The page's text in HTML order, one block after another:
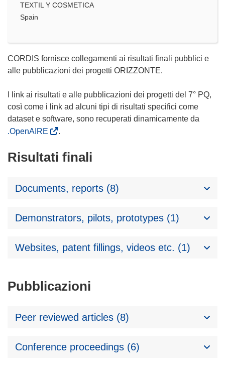
TEXTIL Y COSMETICA
Spain
CORDIS fornisce collegamenti ai risultati finali pubblici e
alle pubblicazioni dei progetti ORIZZONTE.
I link ai risultati e alle pubblicazioni dei progetti del 7° PQ,
così come i link ad alcuni tipi di risultati specifici come
dataset e software, sono recuperati dinamicamente da
.OpenAIRE
.
Risultati finali
Documents, reports (8)
Demonstrators, pilots, prototypes (1)
Websites, patent fillings, videos etc. (1)
Pubblicazioni
Peer reviewed articles (8)
Conference proceedings (6)